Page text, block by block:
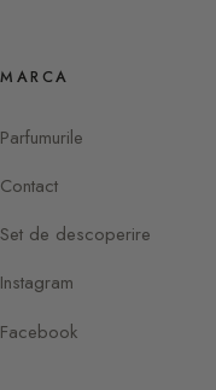
MARCA
Parfumurile
Contact
Set de descoperire
Instagram
Facebook